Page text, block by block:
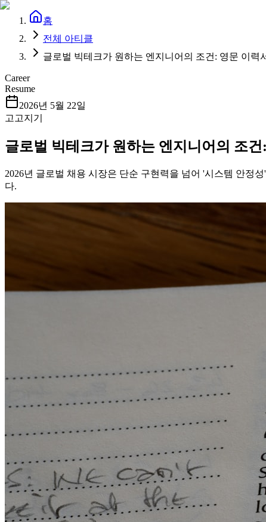
홈
전체 아티클
글로벌 빅테크가 원하는 엔지니어의 조건: 영문 이력
Career
Resume
2026년 5월 22일
고고지기
글로벌 빅테크가 원하는 엔지니어의 조
2026년 글로벌 채용 시장은 단순 구현력을 넘어 '시스템 안정
다.